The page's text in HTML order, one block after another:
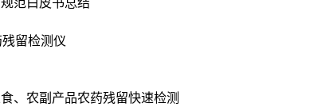
留检测仪
、农副产品农药残留快速检测